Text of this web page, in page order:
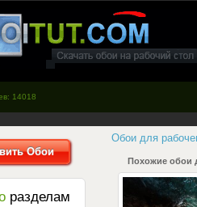
- Обои для рабочего
14018
Обои для
Похожие обои
Обои
разделам